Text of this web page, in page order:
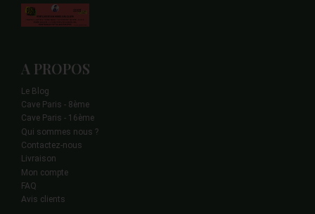
A PROPOS
Le Blog
Cave Paris - 8ème
Cave Paris - 16ème
Qui sommes nous ?
Contactez-nous
Livraison
Mon compte
FAQ
Avis clients